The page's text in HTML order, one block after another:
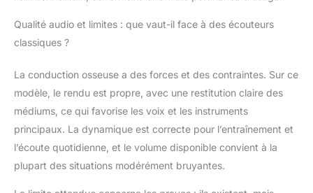
un ajustement sûr et
confortable qui défie
élargie qui répartit la
pression de manière
uniforme et à un
bandeau profilé, vos
OpenRun Pro 2
garantissent un confort
qui dure aussi
Qualité audio et limites : que vaut-il face à des écouteurs
classiques ?
La conduction osseuse a des forces et des contraintes. Sur ce
modèle, le rendu est propre, avec une restitution claire des
médiums, ce qui favorise les voix et les instruments
principaux. La dynamique est correcte pour l’entraînement et
l’écoute quotidienne, et le volume disponible convient à la
plupart des situations modérément bruyantes.